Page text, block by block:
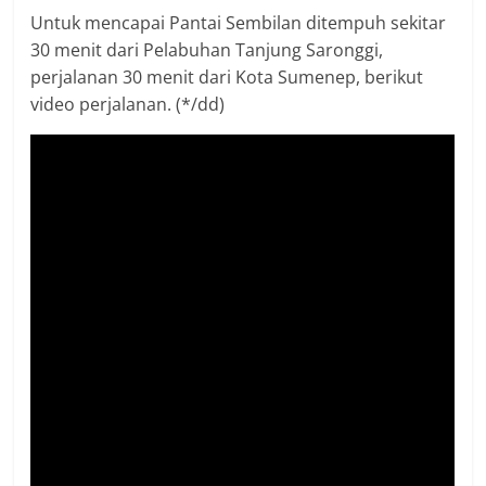
Untuk mencapai Pantai Sembilan ditempuh sekitar
30 menit dari Pelabuhan Tanjung Saronggi,
perjalanan 30 menit dari Kota Sumenep, berikut
video perjalanan. (*/dd)